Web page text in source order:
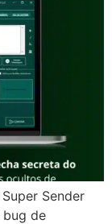
Sender
de